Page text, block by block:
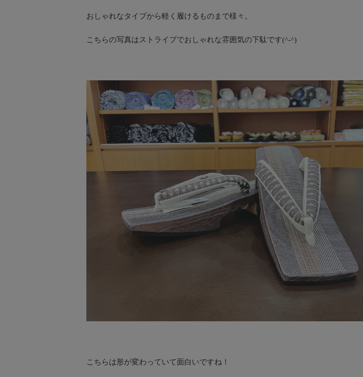
おしゃれなタイプから軽く履けるものまで様々。
こちらの写真はストライプでおしゃれな雰囲気の下駄です(^-^)
こちらは形が変わっていて面白いですね！